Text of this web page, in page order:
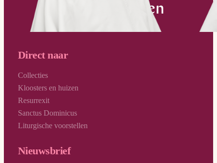
Direct naar
Collecties
Kloosters en huizen
Resurrexit
Sanctus Dominicus
Liturgische voorstellen
Nieuwsbrief